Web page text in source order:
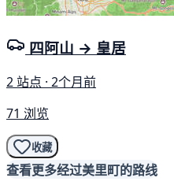
四阿山 → 皇居
2 站点 · 2个月前
71 浏览
收藏
查看更多经过美里町的路线